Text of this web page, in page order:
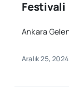
Festivali
Ankara
Aralık 25, 2024